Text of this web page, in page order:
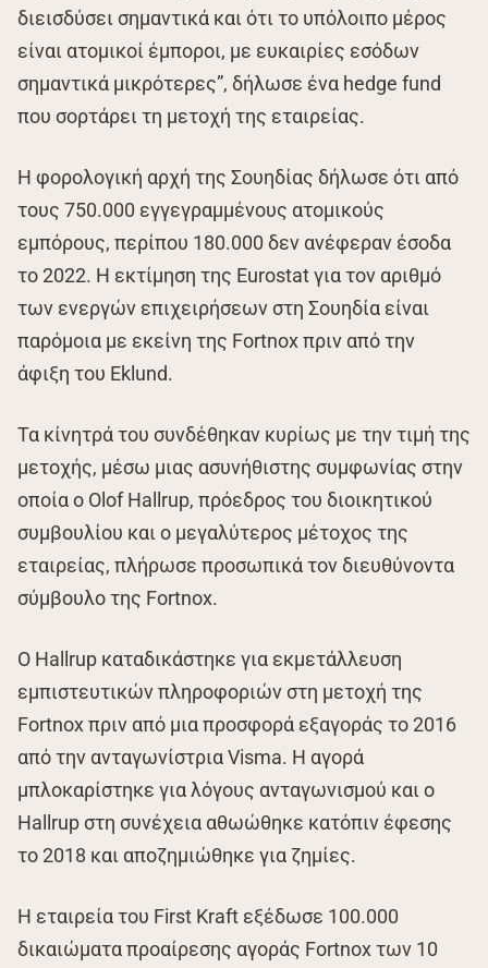
διεισδύσει σημαντικά και ότι το υπόλοιπο μέρος
είναι ατομικοί έμποροι, με ευκαιρίες εσόδων
σημαντικά μικρότερες”, δήλωσε ένα hedge fund
που σορτάρει τη μετοχή της εταιρείας.
Η φορολογική αρχή της Σουηδίας δήλωσε ότι από
τους 750.000 εγγεγραμμένους ατομικούς
εμπόρους, περίπου 180.000 δεν ανέφεραν έσοδα
το 2022. Η εκτίμηση της Eurostat για τον αριθμό
των ενεργών επιχειρήσεων στη Σουηδία είναι
παρόμοια με εκείνη της Fortnox πριν από την
άφιξη του Eklund.
Τα κίνητρά του συνδέθηκαν κυρίως με την τιμή της
μετοχής, μέσω μιας ασυνήθιστης συμφωνίας στην
οποία ο Olof Hallrup, πρόεδρος του διοικητικού
συμβουλίου και ο μεγαλύτερος μέτοχος της
εταιρείας, πλήρωσε προσωπικά τον διευθύνοντα
σύμβουλο της Fortnox.
Ο Hallrup καταδικάστηκε για εκμετάλλευση
εμπιστευτικών πληροφοριών στη μετοχή της
Fortnox πριν από μια προσφορά εξαγοράς το 2016
από την ανταγωνίστρια Visma. Η αγορά
μπλοκαρίστηκε για λόγους ανταγωνισμού και ο
Hallrup στη συνέχεια αθωώθηκε κατόπιν έφεσης
το 2018 και αποζημιώθηκε για ζημίες.
Η εταιρεία του First Kraft εξέδωσε 100.000
δικαιώματα προαίρεσης αγοράς Fortnox των 10